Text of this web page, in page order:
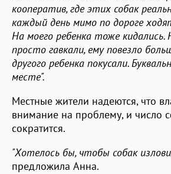
кооператив, где этих собак
каждый день мимо по дороге
На моего ребенка тоже кидались.
просто гавкали, ему повезло
другого ребенка покусали.
месте".
Местные жители надеются, что
внимание на проблему, и число
сократится.
"Хотелось бы, чтобы собак
предложила Анна.